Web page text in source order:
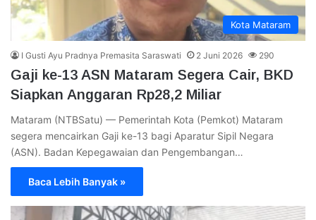
Kota Mataram
I Gusti Ayu Pradnya Premasita Saraswati 2 Juni 2026 290
Gaji ke-13 ASN Mataram Segera Cair, BKD
Siapkan Anggaran Rp28,2 Miliar
Mataram (NTBSatu) — Pemerintah Kota (Pemkot) Mataram
segera mencairkan Gaji ke-13 bagi Aparatur Sipil Negara
(ASN). Badan Kepegawaian dan Pengembangan…
Baca Lebih Banyak »